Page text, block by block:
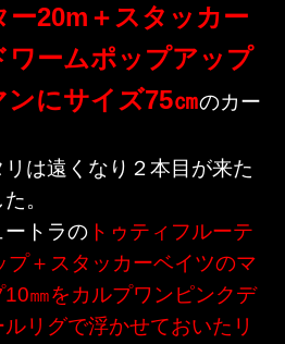
ー20m＋スタッカー
ームポップアップ
にサイズ75㎝のカー
は遠くなり２本目が来た
。
ートラの トゥティフルーテ
プ＋スタッカーベイツのマ
㎜をカルプワンピンクデ
リグで浮かせておいたリ